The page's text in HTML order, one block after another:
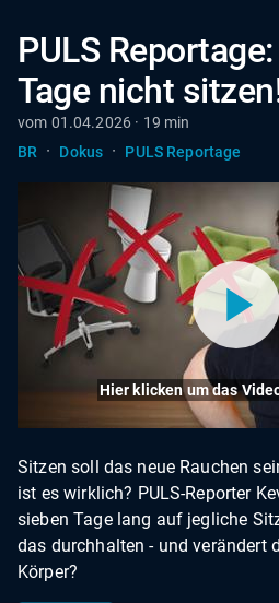
PULS
Tage nicht
vom 01.04.2026 · 19 min
BR
· Dokus · PULS Reportage
Hier klicken um das
Sitzen soll das neue Rauchen
ist es wirklich? PULS-Reporter
sieben Tage lang auf jegliche
das durchhalten - und verändert
Körper?